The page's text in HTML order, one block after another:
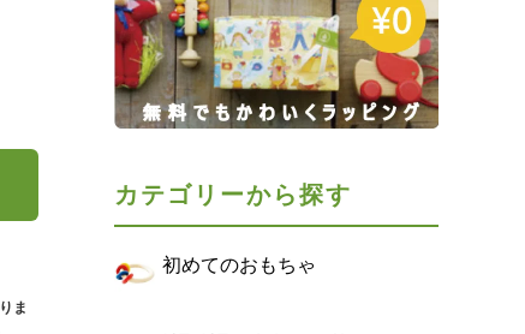
ま
カテゴリーから探す
初めてのおもちゃ